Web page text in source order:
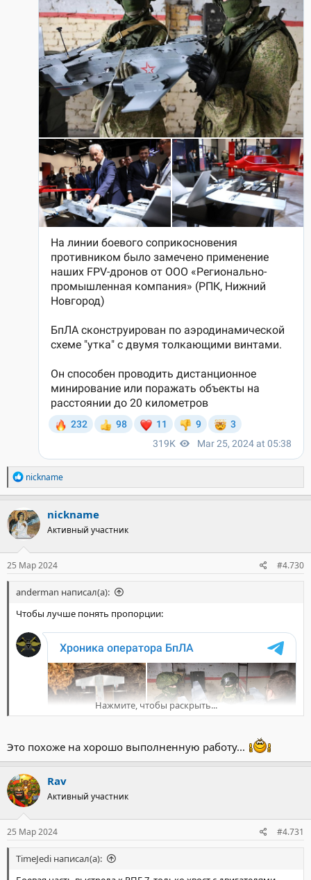
Р
е
а
к
ц
и
и
:
nickname
nickname
Активный участник
25 Мар 2024 #4.730
anderman написал(а):
Чтобы лучше понять пропорции:
Нажмите, чтобы раскрыть...
Это похоже на хорошо выполненную работу...
Rav
Активный участник
25 Мар 2024 #4.731
TimeJedi написал(а):